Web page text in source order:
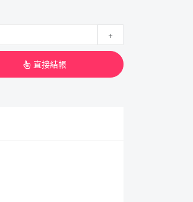
+
直接結帳